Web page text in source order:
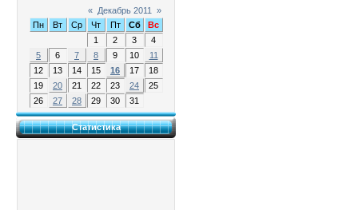
« Декабрь 2011
»
Пн
Вт Ср Чт Пт Сб
Вс
1
2 3
4
5
6 7 8 9 10
11
12
13 14 15 16 17
18
19
20 21 22 23 24
25
26
27 28 29 30 31
Статистика